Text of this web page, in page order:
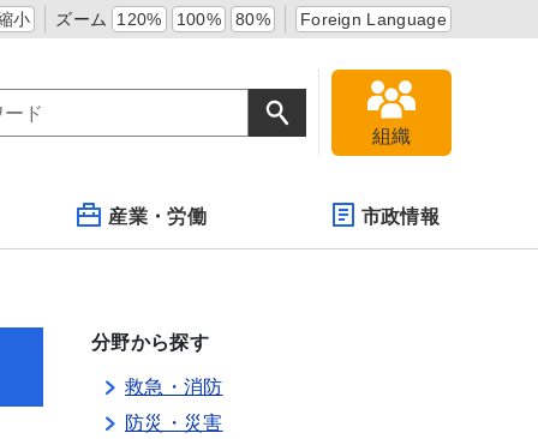
小 ズーム 120% 100% 80% Foreign Language
組織
産業・労働 市政情報
分野から探す
救急・消防
防災・災害